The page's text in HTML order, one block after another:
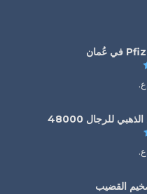
للرجال 48000
تم التقييم
القضيب